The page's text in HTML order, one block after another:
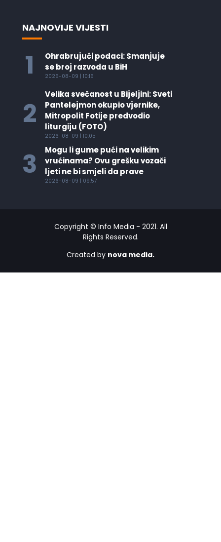
NAJNOVIJE VIJESTI
1
Ohrabrujući podaci: Smanjuje
se broj razvoda u BiH
2026-08-09 | 10:16
2
Velika svečanost u Bijeljini: Sveti
Pantelejmon okupio vjernike,
Mitropolit Fotije predvodio
liturgiju (FOTO)
2026-08-09 | 10:05
3
Mogu li gume pući na velikim
vrućinama? Ovu grešku vozači
ljeti ne bi smjeli da prave
2026-08-09 | 09:57
Copyright © Info Media - 2021. All
Rights Reserved.
Created by nova media.